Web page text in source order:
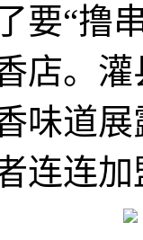
要“撸
店。
味道
连连